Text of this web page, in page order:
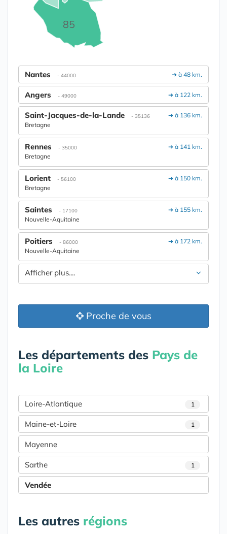
85
➔ à 48 km.
Nantes - 44000
➔ à 122 km.
Angers - 49000
➔ à 136 km.
Saint-Jacques-de-la-Lande - 35136
Bretagne
➔ à 141 km.
Rennes - 35000
Bretagne
➔ à 150 km.
Lorient - 56100
Bretagne
➔ à 155 km.
Saintes - 17100
Nouvelle-Aquitaine
➔ à 172 km.
Poitiers - 86000
Nouvelle-Aquitaine
Afficher plus....
Proche de vous
Les départements des Pays de
la Loire
Loire-Atlantique 1
Maine-et-Loire 1
Mayenne
Sarthe 1
Vendée
Les autres régions